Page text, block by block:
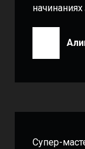
начинаниях
Супер-